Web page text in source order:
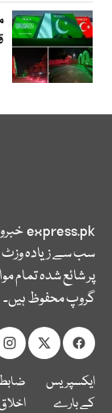
express.pk
سب سے زیادہ
پر شائع شدہ تمام
گروپ محفوظ ہیں۔
ایکسپریس
کے بارے